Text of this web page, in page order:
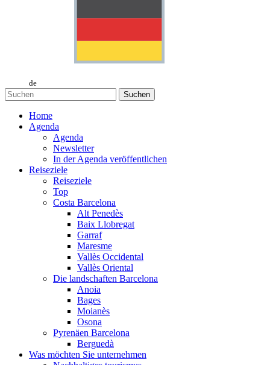
de
Suchen
Home
Agenda
Agenda
Newsletter
In der Agenda veröffentlichen
Reiseziele
Reiseziele
Top
Costa Barcelona
Alt Penedès
Baix Llobregat
Garraf
Maresme
Vallès Occidental
Vallès Oriental
Die landschaften Barcelona
Anoia
Bages
Moianès
Osona
Pyrenäen Barcelona
Berguedà
Was möchten Sie unternehmen